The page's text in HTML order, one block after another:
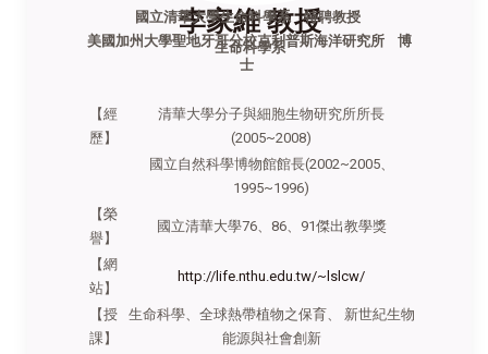
李家維 教授
生命科學系
國立清華大學生命科學系 特聘教授
美國加州大學聖地牙哥分校克利普斯海洋研究所 博
士
【經
歷】
清華大學分子與細胞生物研究所所長
(2005~2008)
國立自然科學博物館館長(2002~2005、
1995~1996)
【榮
譽 】
國立清華大學76、86、91傑出教學獎
【網
站】
http://life.nthu.edu.tw/~lslcw/
【授
課】
生命科學、全球熱帶植物之保育、 新世紀生物
能源與社會創新